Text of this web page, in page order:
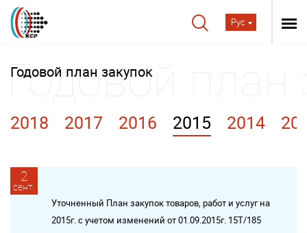
Рус
Годовой план закупок
2018 2017 2016 2015 2014
2
сент.
Уточненный План закупок товаров, работ и услуг на
2015г. с учетом изменений от 01.09.2015г. 15Т/185